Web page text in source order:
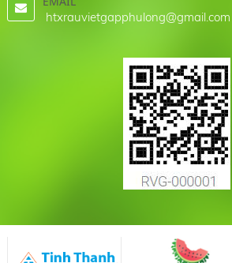
htxrauvietgapphulong@gmail.com